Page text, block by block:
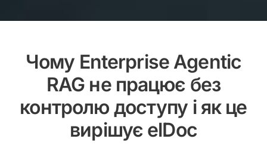
Чому Enterprise Agentic
RAG не працює без
контролю доступу і як це
вирішує elDoc